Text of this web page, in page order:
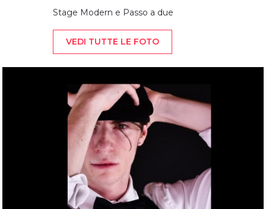
Stage Modern e Passo a due
VEDI TUTTE LE FOTO